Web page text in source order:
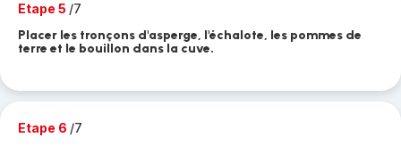
Etape 5 /7
Placer les tronçons d'asperge, l'échalote, les pommes de
terre et le bouillon dans la cuve.
Etape 6 /7